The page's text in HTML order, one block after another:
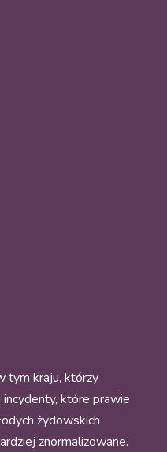
tym kraju, którzy
które prawie
żydowskich
znormalizowane.